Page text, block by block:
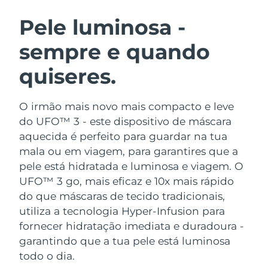
Pele luminosa -
sempre e quando
quiseres.
O irmão mais novo mais compacto e leve
do UFO™ 3 - este dispositivo de máscara
aquecida é perfeito para guardar na tua
mala ou em viagem, para garantires que a
pele está hidratada e luminosa e viagem. O
UFO™ 3 go, mais eficaz e 10x mais rápido
do que máscaras de tecido tradicionais,
utiliza a tecnologia Hyper-Infusion para
fornecer hidratação imediata e duradoura -
garantindo que a tua pele está luminosa
todo o dia.
Limpeza facial
Anti-aging massage
LUNA™ 4 Plus
Massage, LED heating
LUNA™ 4 Men
For men, anti-aging massage
Microcurrent toning
BEAR™ 2 go
Microcurrent toning on-the-go
BEAR™ 2 eyes & lips
Microcurrent line smoothing device
Hidratação
UFO™ 3 kit
Deep facial hydration
UFO™ 3 LED
Near-infrared and red light therapy
device
Cuidado oral
issa™ 4
Hybrid silicone sonic toothbrush
issa™ 4 plus
Smart hybrid silicone sonic toothbrush
TRATAMENTO ANTIENVELHECIMENTO
FAQ™
Antienvelhecimento
NEW
Áustria
Barein Entrega prevista
Bélgica
Bermudas Entrega prevista8/16/26
Bósnia e
Herzegovina
Entrega prevista8/13/26
Brunei Entrega prevista8/15/26
Bulgária Entrega prevista8/10/26
Canadá Entrega prevista8/14/26
Chile